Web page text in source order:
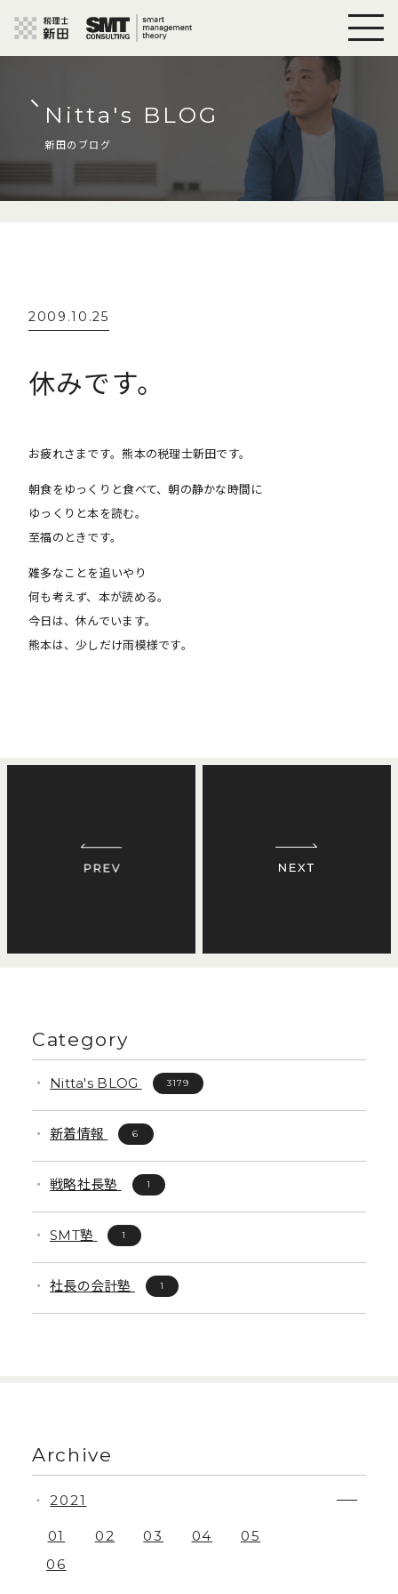
Nitta's BLOG
新田のブログ
2009.10.25
休みです。
お疲れさまです。熊本の税理士新田です。
朝食をゆっくりと食べて、朝の静かな時間に
ゆっくりと本を読む。
至福のときです。
雑多なことを追いやり
何も考えず、本が読める。
今日は、休んでいます。
熊本は、少しだけ雨模様です。
Category
Nitta's BLOG 3179
新着情報 6
戦略社長塾 1
SMT塾 1
社長の会計塾 1
Archive
・ 2021
01 02 03 04
05
06